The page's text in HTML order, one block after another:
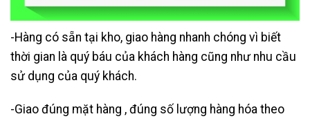
-Hàng có sẵn tại kho, giao hàng nhanh chóng vì biết
thời gian là quý báu của khách hàng cũng như nhu cầu
sử dụng của quý khách.
-Giao đúng mặt hàng , đúng số lượng hàng hóa theo